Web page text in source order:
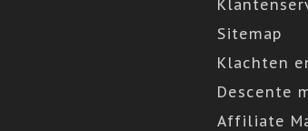
Sitemap
Klachten
Descente
Affiliate